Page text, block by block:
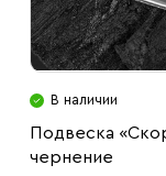
В наличии
Подвеска
чернение